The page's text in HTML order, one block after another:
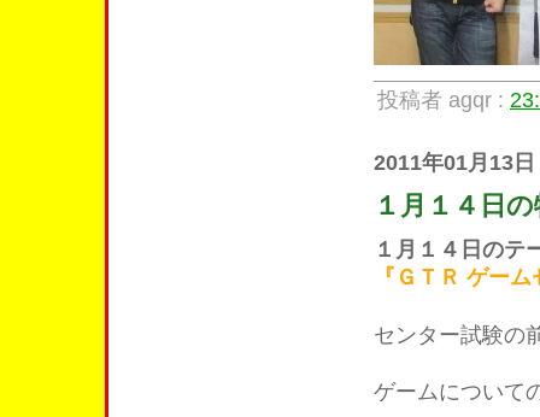
投稿者 agqr :
2011年01月13日
１月１４日
１月１４日のテ
『ＧＴＲ ゲー
センター試験の
ゲームについて